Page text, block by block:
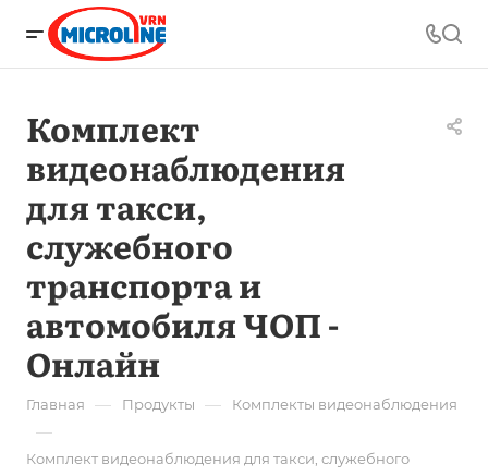
Комплект
видеонаблюдения
для такси,
служебного
транспорта и
автомобиля ЧОП -
Онлайн
Главная — Продукты — Комплекты видеонаблюдения
—
Комплект видеонаблюдения для такси, служебного